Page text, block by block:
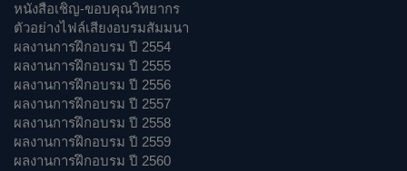
หนังสือเชิญ-ขอบคุณวิทยากร
ตัวอย่างไฟล์เสียงอบรมสัมมนา
ผลงานการฝึกอบรม ปี 2554
ผลงานการฝึกอบรม ปี 2555
ผลงานการฝึกอบรม ปี 2556
ผลงานการฝึกอบรม ปี 2557
ผลงานการฝึกอบรม ปี 2558
ผลงานการฝึกอบรม ปี 2559
ผลงานการฝึกอบรม ปี 2560